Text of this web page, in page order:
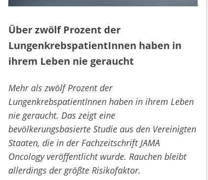
Über zwölf Prozent der
LungenkrebspatientInnen haben in
ihrem Leben nie geraucht
Mehr als zwölf Prozent der
LungenkrebspatientInnen haben in ihrem Leben
nie geraucht. Das zeigt eine
bevölkerungsbasierte Studie aus den Vereinigten
Staaten, die in der Fachzeitschrift JAMA
Oncology veröffentlicht wurde. Rauchen bleibt
allerdings der größte Risikofaktor.